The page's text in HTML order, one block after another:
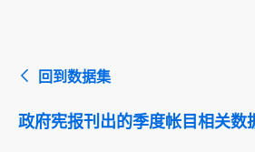
回到数据集
政府宪报刊出的季度帐目相关数